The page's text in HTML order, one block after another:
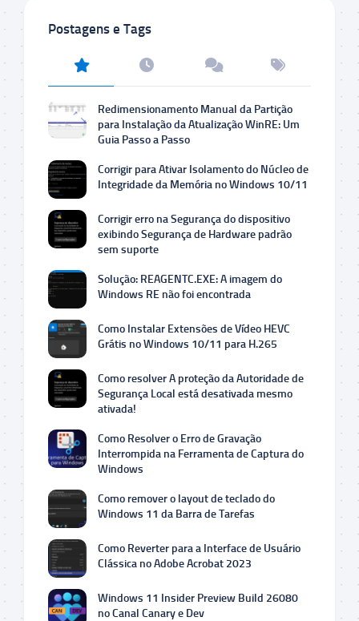
Postagens e Tags
Redimensionamento Manual da Partição
para Instalação da Atualização WinRE: Um
Guia Passo a Passo
Corrigir para Ativar Isolamento do Núcleo de
Integridade da Memória no Windows 10/11
Corrigir erro na Segurança do dispositivo
exibindo Segurança de Hardware padrão
sem suporte
Solução: REAGENTC.EXE: A imagem do
Windows RE não foi encontrada
Como Instalar Extensões de Vídeo HEVC
Grátis no Windows 10/11 para H.265
Como resolver A proteção da Autoridade de
Segurança Local está desativada mesmo
ativada!
Como Resolver o Erro de Gravação
Interrompida na Ferramenta de Captura do
Windows
Como remover o layout de teclado do
Windows 11 da Barra de Tarefas
Como Reverter para a Interface de Usuário
Clássica no Adobe Acrobat 2023
Windows 11 Insider Preview Build 26080
no Canal Canary e Dev